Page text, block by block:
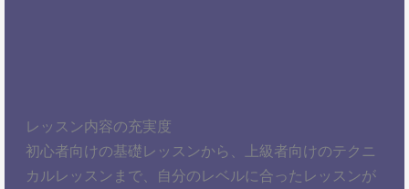
レッスン内容の充実度
初心者向けの基礎レッスンから、上級者向けのテクニ
カルレッスンまで、自分のレベルに合ったレッスンが